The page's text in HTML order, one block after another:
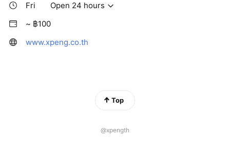
Fri
Open 24 hours
~ ฿100
www.xpeng.co.th
Top
@xpength